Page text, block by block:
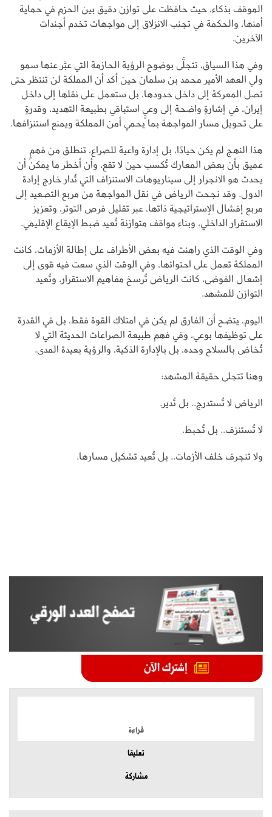
الموقف بذكاء، حيث حافظت على توازن دقيق بين الحزم في حماية
أمنها، والحكمة في تجنب الانزلاق إلى مواجهات تخدم أجندات
الآخرين.
وفي هذا السياق، تتجلَّى بوضوح الرؤية الحازمة التي عبَّر عنها سمو
ولي العهد الأمير محمد بن سلمان حين أكد أن المملكة لن تنتظر حتى
تصل المعركة إلى داخل حدودها، بل ستعمل على نقلها إلى داخل
إيران، في إشارةٍ واضحة إلى وعيٍ استباقي بطبيعة التهديد، وقدرةٍ
على تحويل مسار المواجهة بما يحمي أمن المملكة ويمنع استنزافها.
هذا النهج لم يكن حيادًا، بل إدارة واعية للصراع، تنطلق من فهمٍ
عميق بأن بعض المعارك تُكسب حين لا تقع، وأن أخطر ما يمكن أن
يحدث هو الانجرار إلى سيناريوهات الاستنزاف التي تُدار خارج إرادة
الدول. وقد نجحت الرياض في نقل المواجهة من مربع التصعيد إلى
مربع إفشال الإستراتيجية ذاتها، عبر تقليل فرص التوتر، وتعزيز
الاستقرار الداخلي، وبناء مواقف متوازنة تُعيد ضبط الإيقاع الإقليمي.
وفي الوقت الذي راهنت فيه بعض الأطراف على إطالة الأزمات، كانت
المملكة تعمل على احتوائها، وفي الوقت الذي سعت فيه قوى إلى
إشعال الفوضى، كانت الرياض تُرسخ مفاهيم الاستقرار، وتُعيد
التوازن للمشهد.
اليوم، يتضح أن الفارق لم يكن في امتلاك القوة فقط، بل في القدرة
على توظيفها بوعي، وفي فهم طبيعة الصراعات الحديثة التي لا
تُخاض بالسلاح وحده، بل بالإدارة الذكية، والرؤية بعيدة المدى.
وهنا تتجلى حقيقة المشهد:
الرياض لا تُستدرج.. بل تُدير.
لا تُستنزف.. بل تُحبط.
ولا تنجرف خلف الأزمات.. بل تُعيد تشكيل مسارها.
قراءة
تعليقا
مشاركة